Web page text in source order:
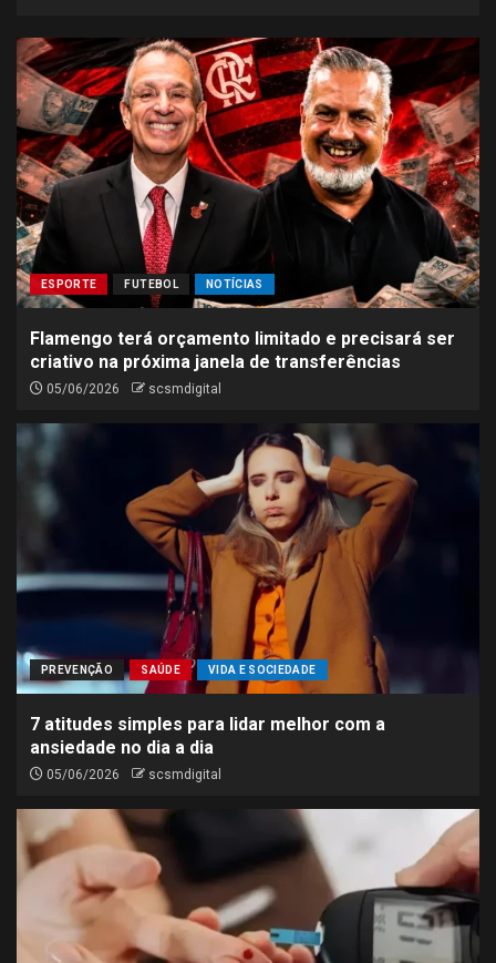
ESPORTE FUTEBOL NOTÍCIAS
Flamengo terá orçamento limitado e precisará ser
criativo na próxima janela de transferências
05/06/2026 scsmdigital
PREVENÇÃO SAÚDE VIDA E SOCIEDADE
7 atitudes simples para lidar melhor com a
ansiedade no dia a dia
05/06/2026 scsmdigital